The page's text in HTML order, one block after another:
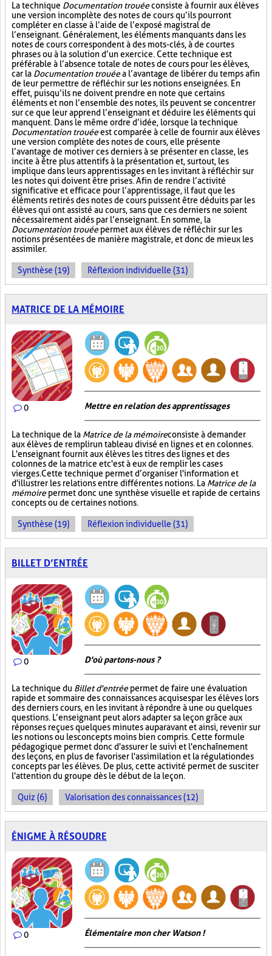
La technique Documentation trouéeconsiste à fournir aux élèves
une version incomplète des notes de cours qu’ils pourront
compléter en classe à l’aide de l’exposé magistral de
l’enseignant. Généralement, les éléments manquants dans les
notes de cours correspondent à des mots-clés, à de courtes
phrases ou à la solution d’un exercice. Cette technique est
préférable à l’absence totale de notes de cours pour les élèves,
car la Documentation trouéea l’avantage de libérer du temps afin
de leur permettre de réfléchir sur les notions enseignées. En
effet, puisqu’ils ne doivent prendre en note que certains
éléments et non l’ensemble des notes, ils peuvent se concentrer
sur ce que leur apprend l’enseignant et déduire les éléments qui
manquent. Dans le même ordre d’idée, lorsque la technique
Documentation trouéeest comparée à celle de fournir aux élèves
une version complète des notes de cours, elle présente
l’avantage de motiver ces derniers à se présenter en classe, les
incite à être plus attentifs à la présentation et, surtout, les
implique dans leurs apprentissages en les invitant à réfléchir sur
les notes qui doivent être prises. Afin de rendre l’activité
significative et efficace pour l’apprentissage, il faut que les
éléments retirés des notes de cours puissent être déduits par les
élèves qui ont assisté au cours, sans que ces derniers ne soient
nécessairement aidés par l’enseignant. En somme, la
Documentation trouéepermet aux élèves de réfléchir sur les
notions présentées de manière magistrale, et donc de mieux les
assimiler.
Synthèse (19) Réflexion individuelle (31)
MATRICE DE LA MÉMOIRE
0 Mettre en relation des apprentissages
La technique de la Matrice de la mémoireconsiste à demander
aux élèves de remplir un tableau divisé en lignes et en colonnes.
L'enseignant fournit aux élèves les titres des lignes et des
colonnes de la matrice et c'est à eux de remplir les cases
vierges. Cette technique permet d’organiser l'information et
d'illustrer les relations entre différentes notions. La Matrice de la
mémoirepermet donc une synthèse visuelle et rapide de certains
concepts ou de certaines notions.
Synthèse (19) Réflexion individuelle (31)
BILLET D’ENTRÉE
0 D'où partons-nous ?
La technique du Billet d'entréepermet de faire une évaluation
rapide et sommaire des connaissances acquises par les élèves lors
des derniers cours, en les invitant à répondre à une ou quelques
questions. L’enseignant peut alors adapter sa leçon grâce aux
réponses reçues quelques minutes auparavant et ainsi, revenir sur
les notions ou les concepts moins bien compris. Cette formule
pédagogique permet donc d'assurer le suivi et l'enchaînement
des leçons, en plus de favoriser l'assimilation et la régulation des
concepts par les élèves. De plus, cette activité permet de susciter
l'attention du groupe dès le début de la leçon.
Quiz (6) Valorisation des connaissances (12)
ÉNIGME À RÉSOUDRE
0 Élémentaire mon cher Watson !